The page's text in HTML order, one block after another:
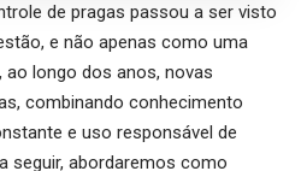
de pragas passou a ser visto
e não apenas como uma
longo dos anos, novas
combinando conhecimento
e uso responsável de
seguir, abordaremos como